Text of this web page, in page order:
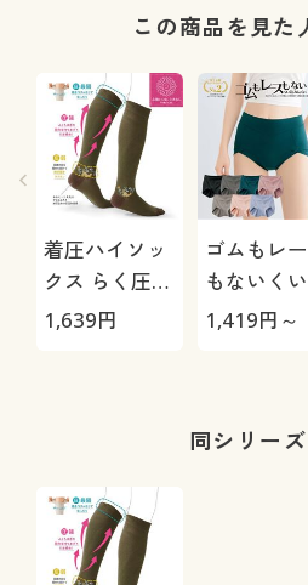
この商品を見
着圧ハイソッ
クス らく圧
®(セシール×
1,639円
ゴムもレ
もないく
みにくいシ
1,419円～
同シリー